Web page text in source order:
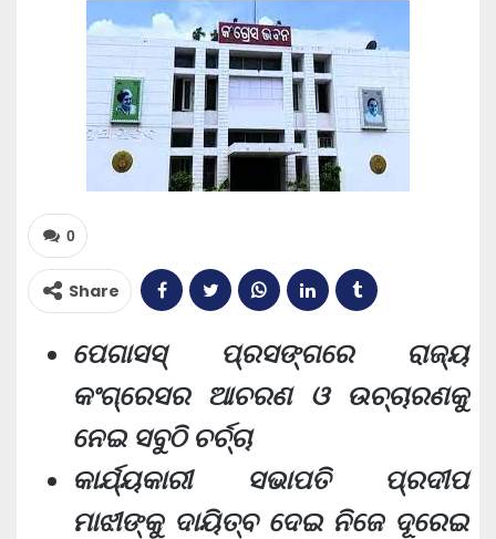
0
Share
ପେଗାସସ୍ ପ୍ରସଙ୍ଗରେ ରାଜ୍ୟ
କଂଗ୍ରେସର ଆଚରଣ ଓ ଉଚ୍ଚାରଣକୁ
ନେଇ ସବୁଠି ଚର୍ଚ୍ଚା
କାର୍ଯ୍ୟକାରୀ ସଭାପତି ପ୍ରଦୀପ
ମାଝୀଙ୍କୁ ଦାୟିତ୍ବ ଦେଇ ନିଜେ ଦୂରେଇ